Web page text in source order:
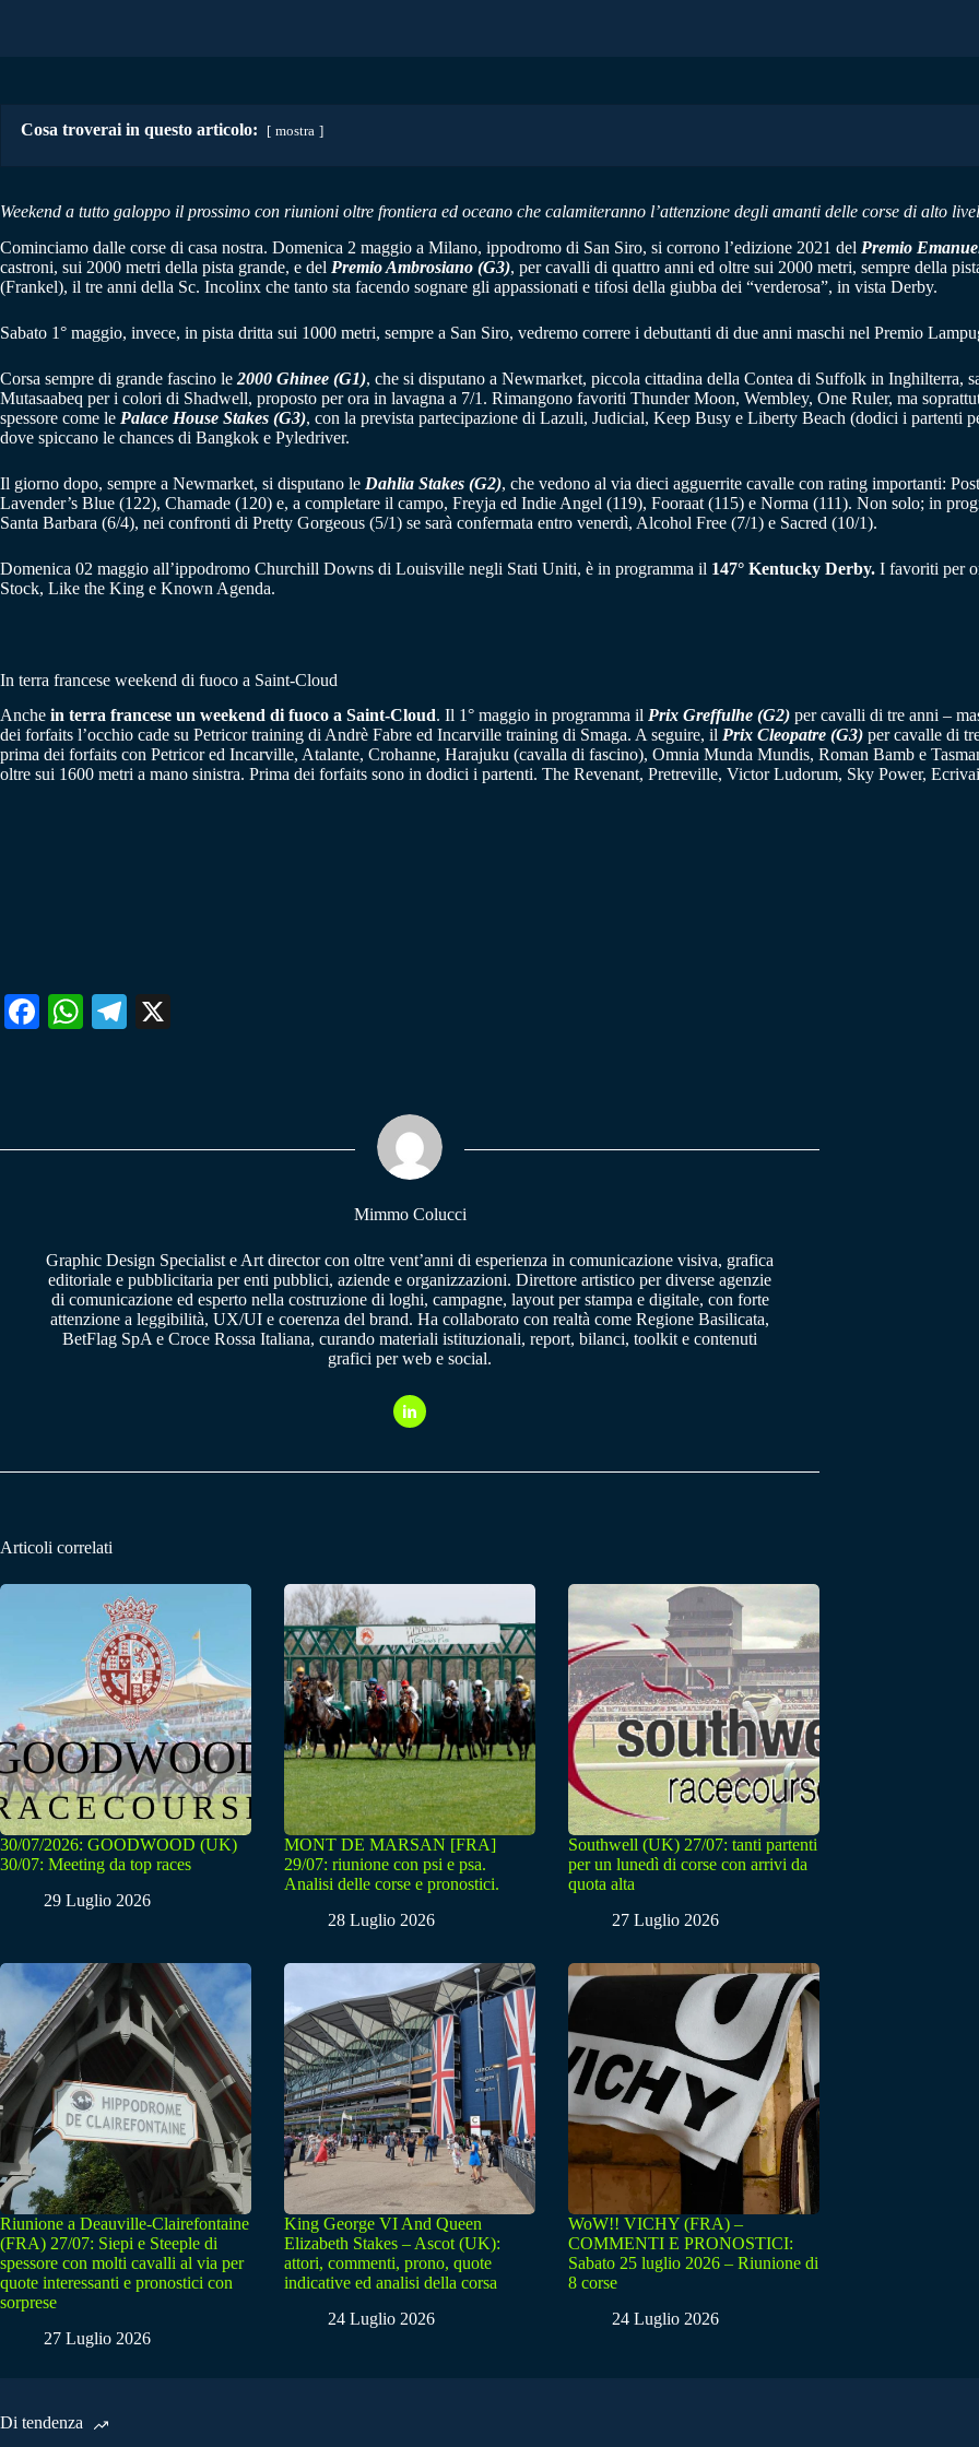
Cosa troverai in questo articolo: mostra
Weekend a tutto galoppo il prossimo con riunioni oltre frontiera ed oceano che calamiteranno l’attenzione degli amanti delle corse di alto
Cominciamo dalle corse di casa nostra. Domenica 2 maggio a Milano, ippodromo di San Siro, si corrono l’edizione 2021 del Premio
castroni, sui 2000 metri della pista grande, e del Premio Ambrosiano (G3), per cavalli di quattro anni ed oltre sui 2000 metri, sempre della
(Frankel), il tre anni della Sc. Incolinx che tanto sta facendo sognare gli appassionati e tifosi della giubba dei “verderosa”, in vista Derby.
Sabato 1° maggio, invece, in pista dritta sui 1000 metri, sempre a San Siro, vedremo correre i debuttanti di due anni maschi nel Premio
Corsa sempre di grande fascino le 2000 Ghinee (G1), che si disputano a Newmarket, piccola cittadina della Contea di Suffolk in Inghilterra,
Mutasaabeq per i colori di Shadwell, proposto per ora in lavagna a 7/1. Rimangono favoriti Thunder Moon, Wembley, One Ruler, ma
spessore come le Palace House Stakes (G3), con la prevista partecipazione di Lazuli, Judicial, Keep Busy e Liberty Beach (dodici i partenti
dove spiccano le chances di Bangkok e Pyledriver.
Il giorno dopo, sempre a Newmarket, si disputano le Dahlia Stakes (G2), che vedono al via dieci agguerrite cavalle con rating importanti:
Lavender’s Blue (122), Chamade (120) e, a completare il campo, Freyja ed Indie Angel (119), Fooraat (115) e Norma (111). Non solo; in
Santa Barbara (6/4), nei confronti di Pretty Gorgeous (5/1) se sarà confermata entro venerdì, Alcohol Free (7/1) e Sacred (10/1).
Domenica 02 maggio all’ippodromo Churchill Downs di Louisville negli Stati Uniti, è in programma il 147° Kentucky Derby. I favoriti per
Stock, Like the King e Known Agenda.
In terra francese weekend di fuoco a Saint-Cloud
Anche in terra francese un weekend di fuoco a Saint-Cloud. Il 1° maggio in programma il Prix Greffulhe (G2) per cavalli di tre anni –
dei forfaits l’occhio cade su Petricor training di Andrè Fabre ed Incarville training di Smaga. A seguire, il Prix Cleopatre (G3) per cavalle di
prima dei forfaits con Petricor ed Incarville, Atalante, Crohanne, Harajuku (cavalla di fascino), Omnia Munda Mundis, Roman Bamb e
oltre sui 1600 metri a mano sinistra. Prima dei forfaits sono in dodici i partenti. The Revenant, Pretreville, Victor Ludorum, Sky Power,
Fa W
pp
Te
m
Mimmo Colucci
Graphic Design Specialist e Art director con oltre vent’anni di esperienza in comunicazione visiva, grafica
editoriale e pubblicitaria per enti pubblici, aziende e organizzazioni. Direttore artistico per diverse agenzie
di comunicazione ed esperto nella costruzione di loghi, campagne, layout per stampa e digitale, con forte
attenzione a leggibilità, UX/UI e coerenza del brand. Ha collaborato con realtà come Regione Basilicata,
BetFlag SpA e Croce Rossa Italiana, curando materiali istituzionali, report, bilanci, toolkit e contenuti
grafici per web e social.
Articoli correlati
30/07/2026: GOODWOOD (UK)
30/07: Meeting da top races
29 Luglio 2026
MONT DE MARSAN [FRA]
29/07: riunione con psi e psa.
Analisi delle corse e pronostici.
28 Luglio 2026
Southwell (UK) 27/07: tanti partenti
per un lunedì di corse con arrivi da
quota alta
27 Luglio 2026
Riunione a Deauville-Clairefontaine
(FRA) 27/07: Siepi e Steeple di
spessore con molti cavalli al via per
quote interessanti e pronostici con
sorprese
27 Luglio 2026
King George VI And Queen
Elizabeth Stakes – Ascot (UK):
attori, commenti, prono, quote
indicative ed analisi della corsa
24 Luglio 2026
WoW!! VICHY (FRA) –
COMMENTI E PRONOSTICI:
Sabato 25 luglio 2026 – Riunione di
8 corse
24 Luglio 2026
Di tendenza